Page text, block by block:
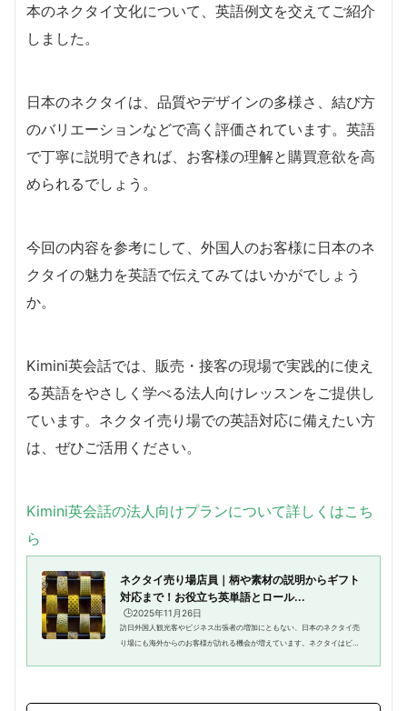
本のネクタイ文化について、英語例文を交えてご紹介
しました。
日本のネクタイは、品質やデザインの多様さ、結び方
のバリエーションなどで高く評価されています。英語
で丁寧に説明できれば、お客様の理解と購買意欲を高
められるでしょう。
今回の内容を参考にして、外国人のお客様に日本のネ
クタイの魅力を英語で伝えてみてはいかがでしょう
か。
Kimini英会話では、販売・接客の現場で実践的に使え
る英語をやさしく学べる法人向けレッスンをご提供し
ています。ネクタイ売り場での英語対応に備えたい方
は、ぜひご活用ください。
Kimini英会話の法人向けプランについて詳しくはこち
ら
ネクタイ売り場店員｜柄や素材の説明からギフト
対応まで！お役立ち英単語とロール...
🕒️2025年11月26日
訪日外国人観光客やビジネス出張者の増加にともない、日本のネクタイ売
り場にも海外からのお客様が訪れる機会が増えています。ネクタイはビジ